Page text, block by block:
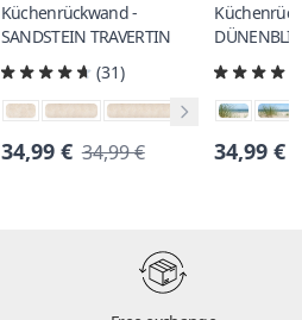
Küchenrückwand -
SANDSTEIN TRAVERTIN
(31)
34,99 € 34,99 € 34,99 €